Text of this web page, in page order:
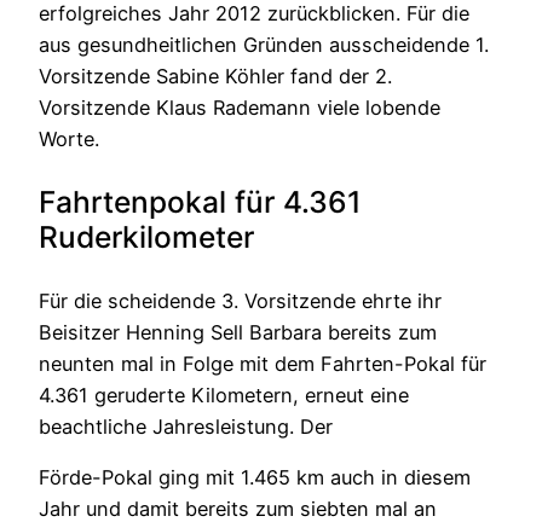
erfolgreiches Jahr 2012 zurückblicken. Für die
aus gesundheitlichen Gründen ausscheidende 1.
Vorsitzende Sabine Köhler fand der 2.
Vorsitzende Klaus Rademann viele lobende
Worte.
Fahrtenpokal für 4.361
Ruderkilometer
Für die scheidende 3. Vorsitzende ehrte ihr
Beisitzer Henning Sell Barbara bereits zum
neunten mal in Folge mit dem Fahrten-Pokal für
4.361 geruderte Kilometern, erneut eine
beachtliche Jahresleistung. Der
Förde-Pokal ging mit 1.465 km auch in diesem
Jahr und damit bereits zum siebten mal an